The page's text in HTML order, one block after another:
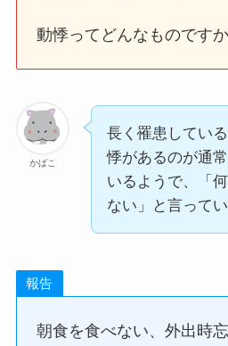
動悸ってどんなものです
かばこ
長く罹患してい
悸があるのが通
いるようで、「
ない」と言ってい
報告
朝食を食べない、外出時